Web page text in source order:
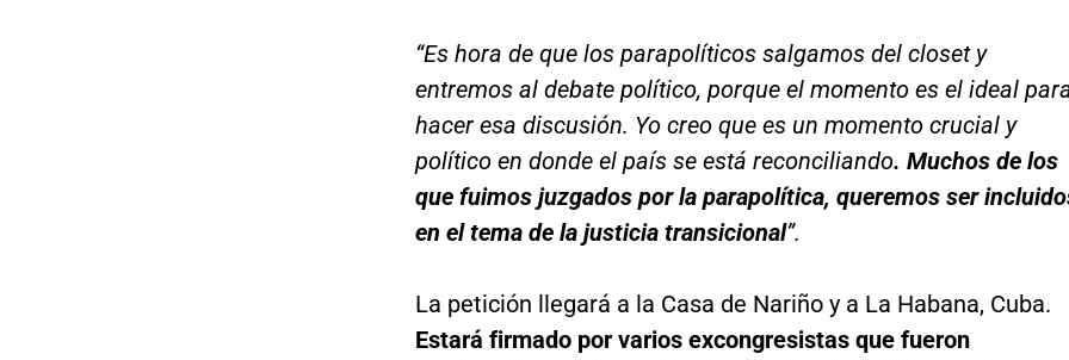
“Es hora de que los parapolíticos salgamos del closet y
entremos al debate político, porque el momento es el ideal
hacer esa discusión. Yo creo que es un momento crucial y
político en donde el país se está reconciliando. Muchos de los
que fuimos juzgados por la parapolítica, queremos ser
en el tema de la justicia transicional”.
La petición llegará a la Casa de Nariño y a La Habana, Cuba.
Estará firmado por varios excongresistas que fueron